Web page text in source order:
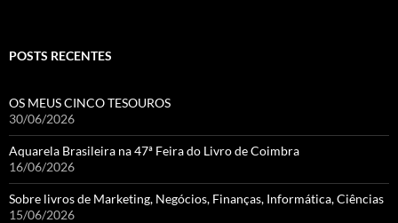
POSTS RECENTES
OS MEUS CINCO TESOUROS
30/06/2026
Aquarela Brasileira na 47ª Feira do Livro de Coimbra
16/06/2026
Sobre livros de Marketing, Negócios, Finanças, Informática, Ciências
15/06/2026